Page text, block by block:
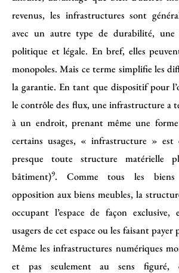
revenus, les infrastructures sont
avec un autre type de durabilité, une
politique et légale. En bref, elles
monopoles. Mais ce terme simplifie les
la garantie. En tant que dispositif pour
le contrôle des flux, une infrastructure a
à un endroit, prenant même une
certains usages, « infrastructure » est
presque toute structure matérielle
bâtiment)9. Comme tous les biens
opposition aux biens meubles, la
occupant l’espace de façon exclusive,
usagers de cet espace ou les faisant
Même les infrastructures numériques
et pas seulement au sens figuré,